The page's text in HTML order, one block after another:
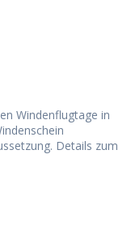
Windenflugtage in
Details zum